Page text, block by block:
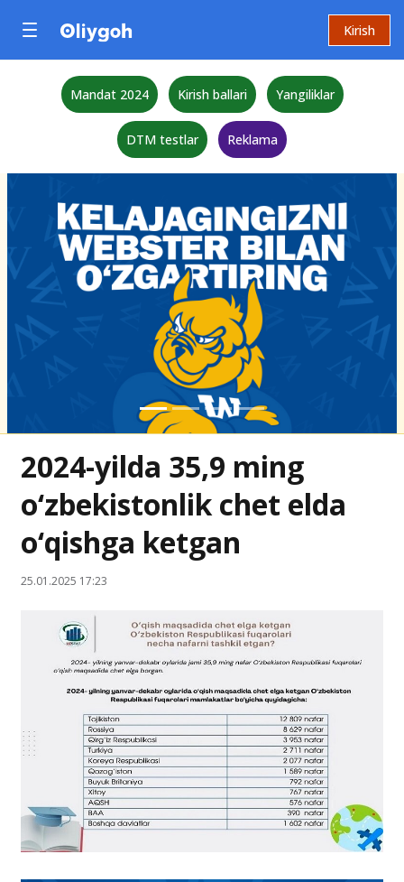
Kirish
Mandat 2024 Kirish ballari Yangiliklar
DTM testlar Reklama
2024-yilda 35,9 ming
o‘zbekistonlik chet elda
o‘qishga ketgan
25.01.2025 17:23